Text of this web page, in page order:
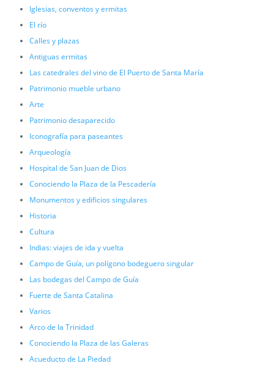
Iglesias, conventos y ermitas
El río
Calles y plazas
Antiguas ermitas
Las catedrales del vino de El Puerto de Santa María
Patrimonio mueble urbano
Arte
Patrimonio desaparecido
Iconografía para paseantes
Arqueología
Hospital de San Juan de Dios
Conociendo la Plaza de la Pescadería
Monumentos y edificios singulares
Historia
Cultura
Indias: viajes de ida y vuelta
Campo de Guía, un polígono bodeguero singular
Las bodegas del Campo de Guía
Fuerte de Santa Catalina
Varios
Arco de la Trinidad
Conociendo la Plaza de las Galeras
Acueducto de La Piedad